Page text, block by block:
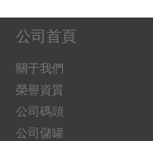
公司首頁
關于我們
榮譽資質
公司碼頭
公司儲罐